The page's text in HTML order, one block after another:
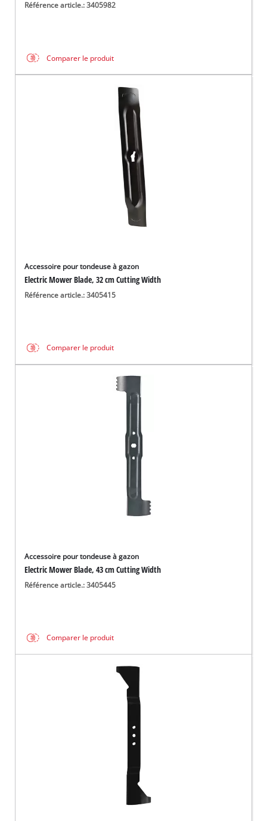
Référence article.: 3405982
Comparer le produit
Accessoire pour tondeuse à gazon
Electric Mower Blade, 32 cm Cutting Width
Référence article.: 3405415
Comparer le produit
Accessoire pour tondeuse à gazon
Electric Mower Blade, 43 cm Cutting Width
Référence article.: 3405445
Comparer le produit